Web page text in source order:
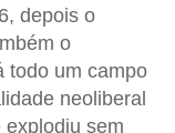
depois o
o
todo um campo
neoliberal
sem